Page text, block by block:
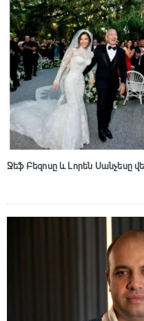
Ջեֆ Բեզոսը և Լորեն Սանչեսը